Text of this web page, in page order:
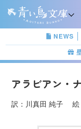
NEWS
アラビアン・
訳：川真田 純子